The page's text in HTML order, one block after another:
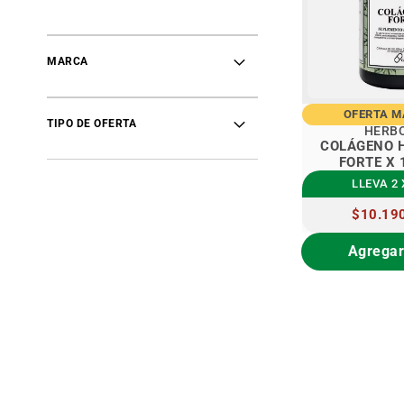
OFERTA
COLÁGENO
FORTE X
LLEVA 2
PRECIO
ESPECIAL
MARCA
TIPO DE OFERTA